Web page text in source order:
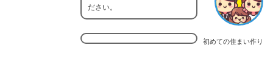
初めての住まい作り
ださい。